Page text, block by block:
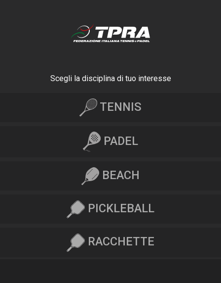
Scegli la disciplina di tuo interesse
TENNIS
PADEL
BEACH
PICKLEBALL
RACCHETTE